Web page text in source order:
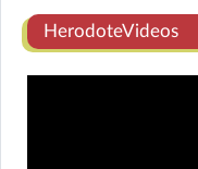
HerodoteVideos